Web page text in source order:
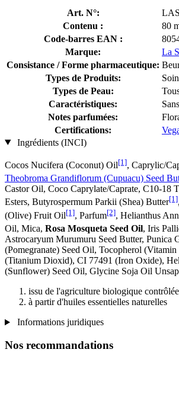
Art. N°:
Contenu :
80
Code-barres EAN :
Marque:
La
Consistance / Forme pharmaceutique:
Types de Produits:
Types de Peau:
Caractéristiques:
Notes parfumées:
Certifications:
Ingrédients (INCI)
Cocos Nucifera (Coconut) Oil[1], Caprylic/
Theobroma Grandiflorum (Cupuacu) Seed
Castor Oil, Coco Caprylate/Caprate, C10-18
Esters, Butyrospermum Parkii (Shea) Butter[1]
(Olive) Fruit Oil[1], Parfum[2], Helianthus
Oil, Mica, Rosa Mosqueta Seed Oil, Iris
Astrocaryum Murumuru Seed Butter, Punica
(Pomegranate) Seed Oil, Tocopherol
(Titanium Dioxid), CI 77491 (Iron Oxide),
(Sunflower) Seed Oil, Glycine Soja Oil
issu de l'agriculture biologique contrôlée
à partir d'huiles essentielles naturelles
Informations juridiques
Nos recommandations